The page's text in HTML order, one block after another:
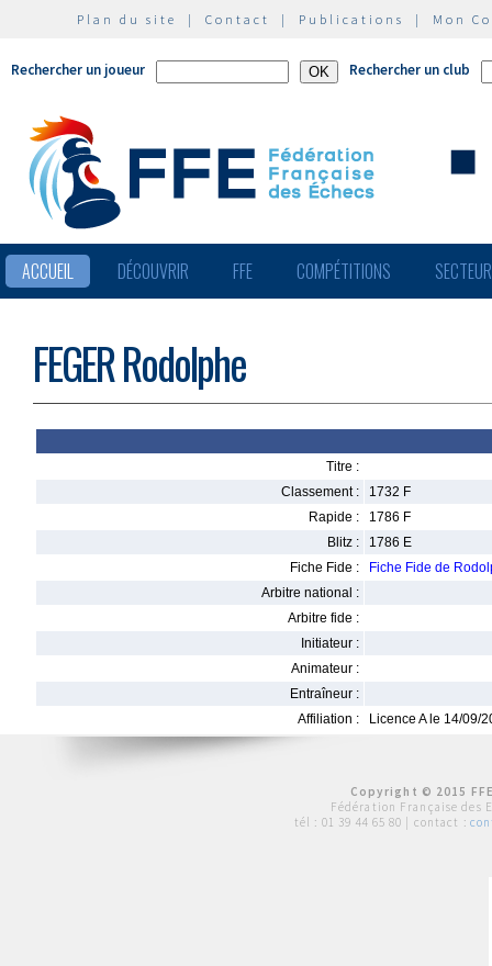
Plan du site | Contact | Publications | Mon
Rechercher un joueur Rechercher un club
ACCUEIL DÉCOUVRIR FFE COMPÉTITIONS
FEGER Rodolphe
Titre :
Classement :
1732 F
Rapide :
1786 F
Blitz :
1786 E
Fiche Fide :
Fiche Fide de
Arbitre national :
Arbitre fide :
Initiateur :
Animateur :
Entraîneur :
Affiliation :
Licence A le 14/09/
Copyright © 2015
Fédération Française des
tél : 01 39 44 65 80 | contact :